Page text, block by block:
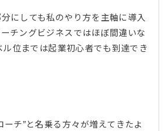
にしても私のやり方を主軸に導入
チングビジネスではほぼ間違いな
ル位までは起業初心者でも到達でき
ーチ”と名乗る方々が増えてきたよ